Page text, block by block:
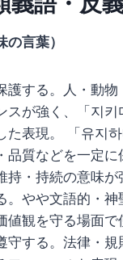
言葉）
護する。人・動
スが強く、「지키
た表現。 「유지
品質などを一定に
持・持続の意味
。やや文語的・神
値観を守る場面で
守する。法律・